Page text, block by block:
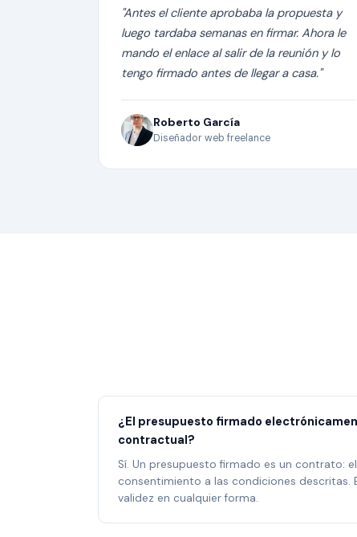
"Antes el cliente aprobaba la propuesta y
luego tardaba semanas en firmar. Ahora le
mando el enlace al salir de la reunión y lo
tengo firmado antes de llegar a casa."
Roberto García
Diseñador web freelance
¿El presupuesto firmado
contractual?
Sí. Un presupuesto firmado es un contrato:
consentimiento a las condiciones descritas.
validez en cualquier forma.